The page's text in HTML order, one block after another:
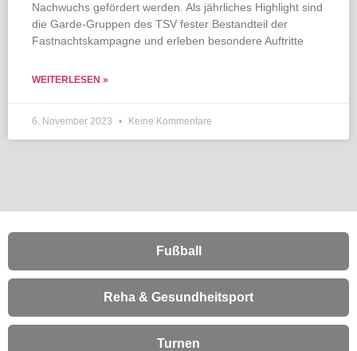
Nachwuchs gefördert werden. Als jährliches Highlight sind
die Garde-Gruppen des TSV fester Bestandteil der
Fastnachtskampagne und erleben besondere Auftritte
WEITERLESEN »
6. November 2023 Keine Kommentare
Fußball
Reha & Gesundheitsport
Turnen